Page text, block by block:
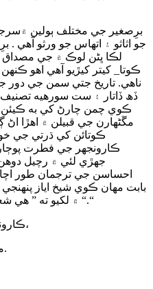
برِصغير جي مختلف ٻولين
جو اثاثو ۽ اتهاس جو ورثو آهي .
لڪا ڀڻن لوڪ ۾ جي
ڪوتا_ کيتر کيڙيو آهي اهو
ناهي. تاريخ جتي سمن جي
ڏھ ڏاتار ۽ ست سورهيه
ڪوي چمن چارڻ کي به ڪيئن
مڱڻھارن جي قبيلن ۾ اهڙا اڻ
ڪوتائن کي ڌرتي جي
ڪارونجهر جي فطرت
جهڙي لئي ۾ رچيل
احساسن جي ترجمان طور
بابت مهان ڪوي شيخ اياز
“ ۾ لکيو ته ” هي شعر ناهن ڄڻ ته پٿر تي لڪيرون آهن.“
ڪارونجهر ري ڪور ، مرين تو ميليئي ني،
ماٿي ٽھوڪي مور، ڏونگر لاگي ڏيپتو.